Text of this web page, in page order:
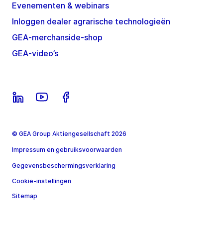
Evenementen & webinars
Inloggen dealer agrarische technologieën
GEA-merchanside-shop
GEA-video’s
© GEA Group Aktiengesellschaft 2026
Impressum en gebruiksvoorwaarden
Gegevensbeschermingsverklaring
Cookie-instellingen
Sitemap